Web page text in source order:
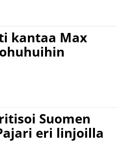
kantaa Max
Suomen
eri linjoilla